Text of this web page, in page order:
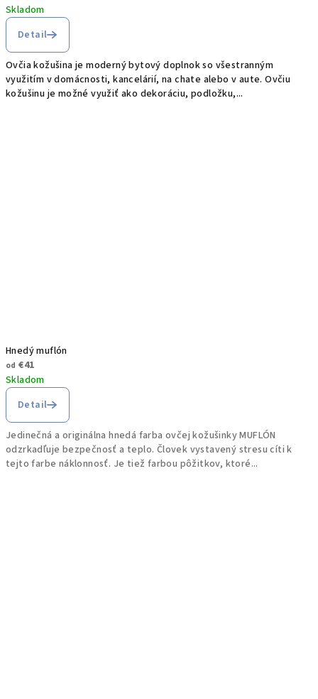
Skladom
Detail
Ovčia kožušina je moderný bytový doplnok so všestranným
využitím v domácnosti, kancelárií, na chate alebo v aute. Ovčiu
kožušinu je možné využiť ako dekoráciu, podložku,...
Hnedý muflón
od €41
Skladom
Detail
Jedinečná a originálna hnedá farba ovčej kožušinky MUFLÓN
odzrkadľuje bezpečnosť a teplo. Človek vystavený stresu cíti k
tejto farbe náklonnosť. Je tiež farbou pôžitkov, ktoré...